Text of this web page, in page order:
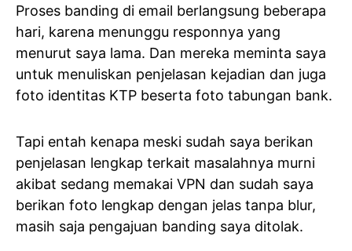
Proses banding di email berlangsung beberapa
hari, karena menunggu responnya yang
menurut saya lama. Dan mereka meminta saya
untuk menuliskan penjelasan kejadian dan juga
foto identitas KTP beserta foto tabungan bank.
Tapi entah kenapa meski sudah saya berikan
penjelasan lengkap terkait masalahnya murni
akibat sedang memakai VPN dan sudah saya
berikan foto lengkap dengan jelas tanpa blur,
masih saja pengajuan banding saya ditolak.